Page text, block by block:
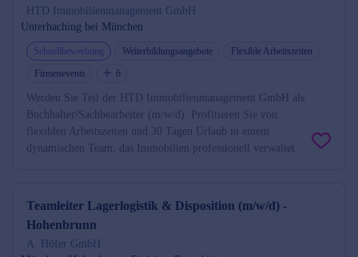
HTD Immobilienmanagement GmbH
Unterhaching bei München
Schnellbewerbung Weiterbildungsangebote
Flexible Arbeitszeiten
Firmenevents
6
Werden Sie Teil der HTD Immobilienmanagement GmbH als
Buchhalter/Sachbearbeiter (m/w/d). Profitieren Sie von
flexiblen Arbeitszeiten und 30 Tagen Urlaub in einem
dynamischen Team, das Immobilien professionell verwaltet.
Teamleiter Lagerlogistik & Disposition (m/w/d) -
Hohenbrunn
A. Höfer GmbH